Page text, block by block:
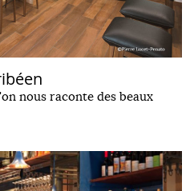
nous raconte des beaux